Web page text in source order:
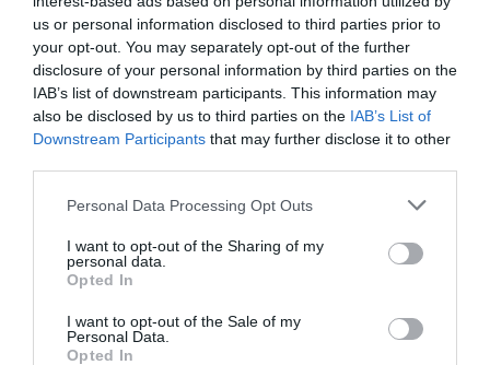
us or personal information disclosed to third parties prior to
your opt-out. You may separately opt-out of the further
disclosure of your personal information by third parties on the
IAB’s list of downstream participants. This information may
also be disclosed by us to third parties on the IAB’s List of
Downstream Participants that may further disclose it to other
Personal Data Processing Opt Outs
I want to opt-out of the Sharing of my
personal data.
Opted In
I want to opt-out of the Sale of my
Personal Data.
Opted In
Contrôles aux frontières entre l’Espagne et l’Italie : des
arrivées plus longues, des correspondances à risque
Serge13a commenté l'article :
Flynas ouvre une ligne directe entre Médine et
histoire de l'aviation
LIRE AUSSI